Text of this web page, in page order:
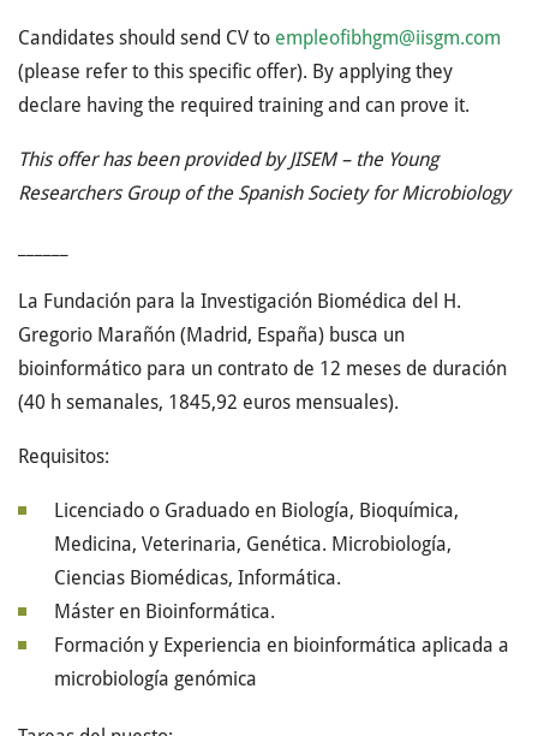
Candidates should send CV to empleofibhgm@iisgm.com
(please refer to this specific offer). By applying they
declare having the required training and can prove it.
This offer has been provided by JISEM – the Young
Researchers Group of the Spanish Society for Microbiology
La Fundación para la Investigación Biomédica del H.
Gregorio Marañón (Madrid, España) busca un
bioinformático para un contrato de 12 meses de duración
(40 h semanales, 1845,92 euros mensuales).
Requisitos:
Licenciado o Graduado en Biología, Bioquímica,
Medicina, Veterinaria, Genética. Microbiología,
Ciencias Biomédicas, Informática.
Máster en Bioinformática.
Formación y Experiencia en bioinformática aplicada a
microbiología genómica